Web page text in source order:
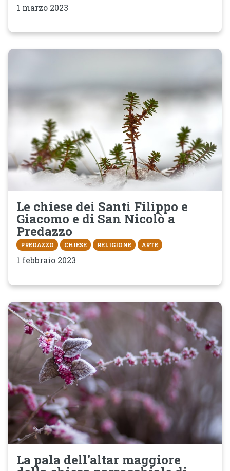
1 marzo 2023
Le chiese dei Santi Filippo e
Giacomo e di San Nicolò a
Predazzo
PREDAZZO CHIESE RELIGIONE ARTE
1 febbraio 2023
La pala dell'altar maggiore